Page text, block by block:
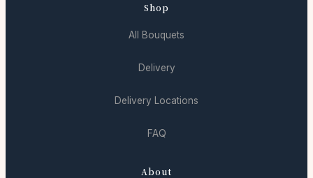
Shop
All Bouquets
Delivery
Delivery Locations
FAQ
About